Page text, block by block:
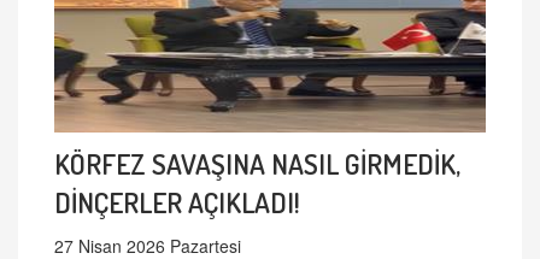
KÖRFEZ SAVAŞINA NASIL GİRMEDİK,
DİNÇERLER AÇIKLADI!
27 Nisan 2026 Pazartesi